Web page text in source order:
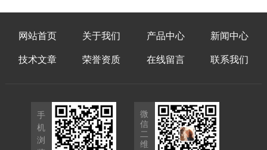
网站首页 关于我们 产品中心 新闻中心
技术文章 荣誉资质 在线留言 联系我们
手
机
浏
微
信
二
维